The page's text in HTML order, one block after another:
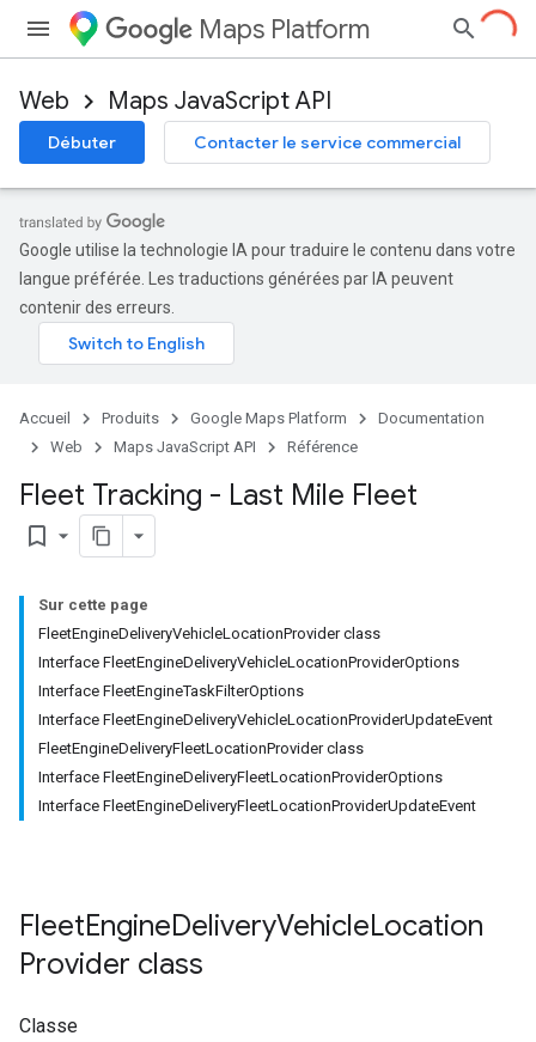
Maps Platform
Web Maps JavaScript API
Débuter Contacter le service commercial
Google utilise la technologie IA pour traduire le contenu dans votre
langue préférée. Les traductions générées par IA peuvent
contenir des erreurs.
Accueil Produits Google Maps Platform
Documentation
Web
Maps JavaScript API Référence
Fleet Tracking - Last Mile Fleet
bookmark_border
Sur cette page
FleetEngineDeliveryVehicleLocationProvider class
Interface FleetEngineDeliveryVehicleLocationProviderOptions
Interface FleetEngineTaskFilterOptions
Interface FleetEngineDeliveryVehicleLocationProviderUpdateEvent
FleetEngineDeliveryFleetLocationProvider class
Interface FleetEngineDeliveryFleetLocationProviderOptions
Interface FleetEngineDeliveryFleetLocationProviderUpdateEvent
FleetEngineDeliveryVehicleLocation
Provider class
Classe